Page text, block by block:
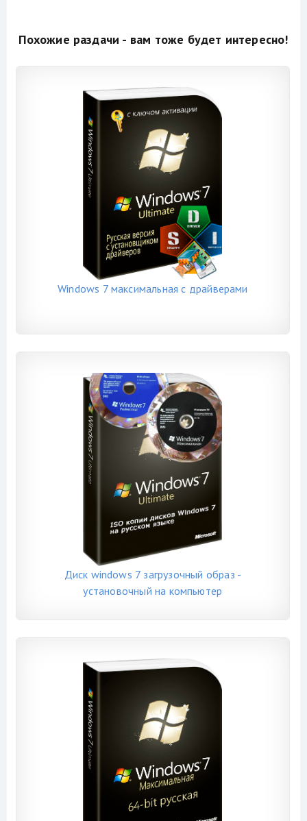
Похожие раздачи - вам тоже будет интересно!
Windows 7 максимальная с драйверами
Диск windows 7 загрузочный образ -
установочный на компьютер